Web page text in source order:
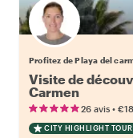
Profitez de Playa del
Visite de
Carmen
26 avis •
CITY HIGHLIGHT TOUR